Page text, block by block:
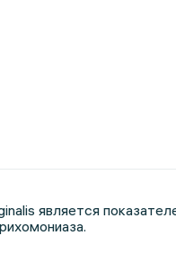
является